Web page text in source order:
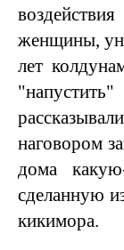
женщины,
лет
наговором
дома
сделанную
кикимора.